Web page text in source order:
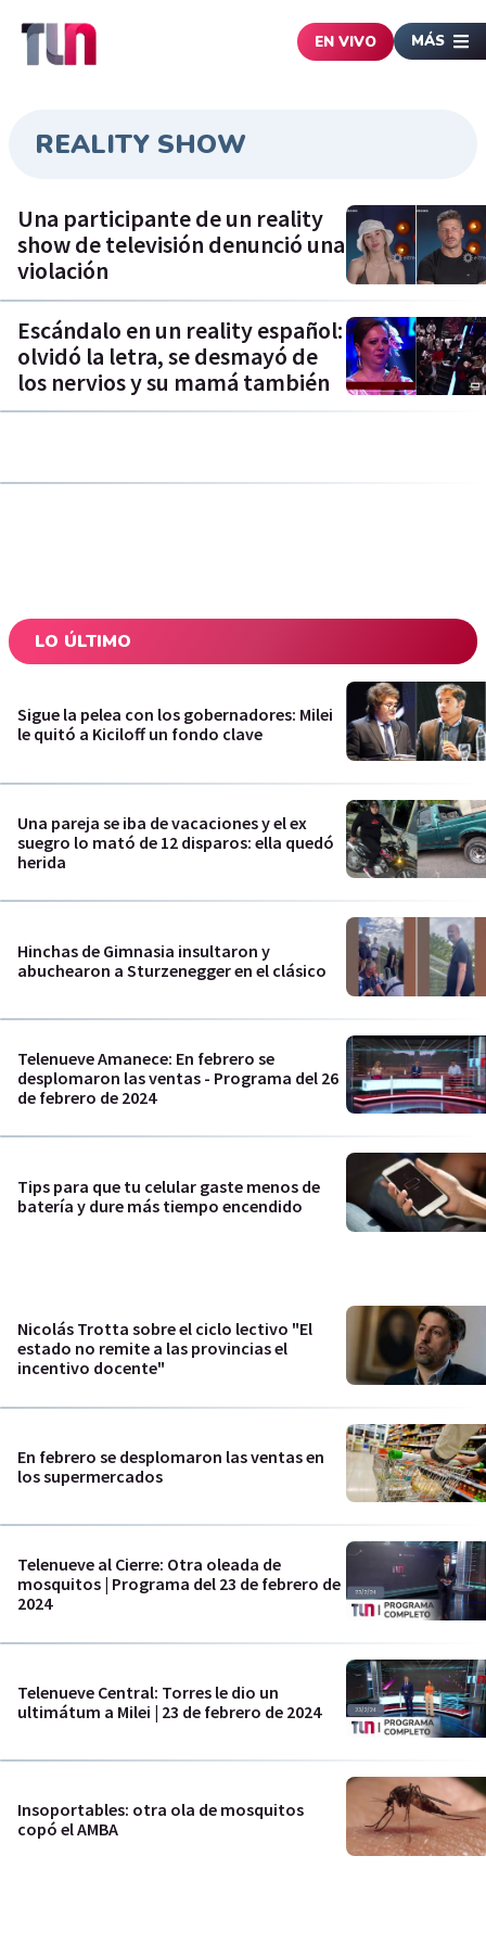
EN VIVO MÁS
REALITY SHOW
Una participante de un reality
show de televisión denunció una
violación
Escándalo en un reality español:
olvidó la letra, se desmayó de
los nervios y su mamá también
LO ÚLTIMO
Sigue la pelea con los gobernadores: Milei
le quitó a Kiciloff un fondo clave
Una pareja se iba de vacaciones y el ex
suegro lo mató de 12 disparos: ella quedó
herida
Hinchas de Gimnasia insultaron y
abuchearon a Sturzenegger en el clásico
Telenueve Amanece: En febrero se
desplomaron las ventas - Programa del 26
de febrero de 2024
Tips para que tu celular gaste menos de
batería y dure más tiempo encendido
Nicolás Trotta sobre el ciclo lectivo "El
estado no remite a las provincias el
incentivo docente"
En febrero se desplomaron las ventas en
los supermercados
Telenueve al Cierre: Otra oleada de
mosquitos | Programa del 23 de febrero de
2024
Telenueve Central: Torres le dio un
ultimátum a Milei | 23 de febrero de 2024
Insoportables: otra ola de mosquitos
copó el AMBA